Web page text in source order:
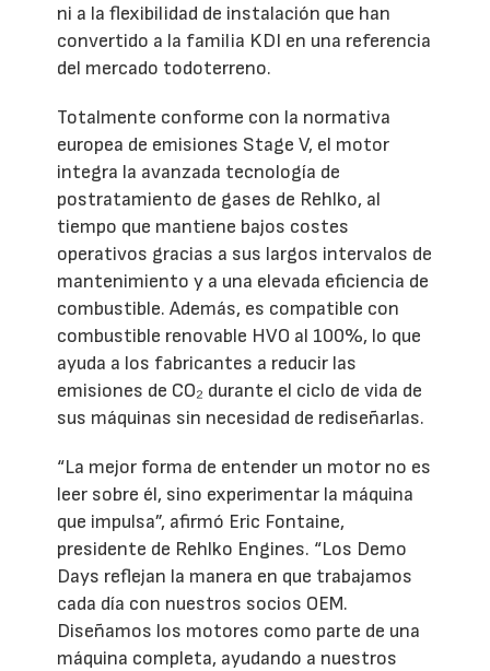
ni a la flexibilidad de instalación que han
convertido a la familia KDI en una referencia
del mercado todoterreno.
Totalmente conforme con la normativa
europea de emisiones Stage V, el motor
integra la avanzada tecnología de
postratamiento de gases de Rehlko, al
tiempo que mantiene bajos costes
operativos gracias a sus largos intervalos de
mantenimiento y a una elevada eficiencia de
combustible. Además, es compatible con
combustible renovable HVO al 100%, lo que
ayuda a los fabricantes a reducir las
emisiones de CO₂ durante el ciclo de vida de
sus máquinas sin necesidad de rediseñarlas.
“La mejor forma de entender un motor no es
leer sobre él, sino experimentar la máquina
que impulsa”, afirmó Eric Fontaine,
presidente de Rehlko Engines. “Los Demo
Days reflejan la manera en que trabajamos
cada día con nuestros socios OEM.
Diseñamos los motores como parte de una
máquina completa, ayudando a nuestros